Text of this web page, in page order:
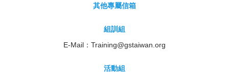
其他專屬信箱
組訓組
E-Mail： Training@gstaiwan.org
活動組